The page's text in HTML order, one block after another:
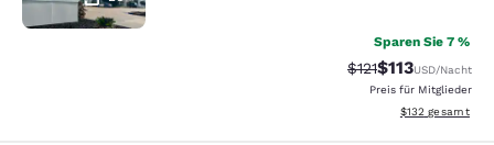
Sparen Sie 7 %
Durchgestrichener
$121Vergünstigter
$113USD/Nacht
Preis für Mitglieder
Geschätzte
$132 gesamt